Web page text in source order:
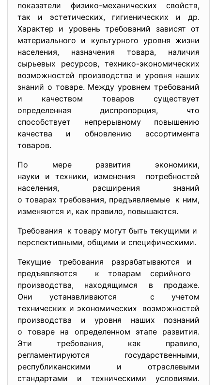
показатели физико-механических свойств,
так и эстетических, гигиенических и др.
Характер и уровень требований зависят от
материального и культурного уровня жизни
населения, назначения товара, наличия
сырьевых ресурсов, технико-экономических
возможностей производства и уровня наших
знаний о товаре. Между уровнем требований
и качеством товаров существует
определенная диспропорция, что
способствует непрерывному повышению
качества и обновлению ассортимента
товаров.
По мере развития экономики,
науки и техники, изменения потребностей
населения, расширения знаний
о товарах требования, предъявляемые к ним,
изменяются и, как правило, повышаются.
Требования к товару могут быть текущими и
перспективными, общими и специфическими.
Текущие требования разрабатываются и
предъявляются к товарам серийного
производства, находящимся в продаже.
Они устанавливаются с учетом
технических и экономических возможностей
производства и уровня наших познаний
о товаре на определенном этапе развития.
Эти требования, как правило,
регламентируются государственными,
республиканскими и отраслевыми
стандартами и техническими условиями.